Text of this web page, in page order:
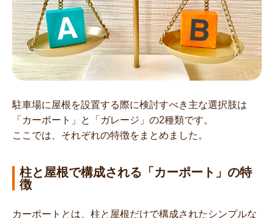
駐車場に屋根を設置する際に検討すべき主な選択肢は
「カーポート」と「ガレージ」の2種類です。
ここでは、それぞれの特徴をまとめました。
柱と屋根で構成される「カーポート」の特
徴
カーポートとは、柱と屋根だけで構成されたシンプルな